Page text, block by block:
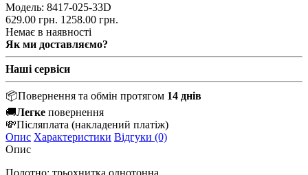
Модель: 8417-025-33D
629.00 грн. 1258.00 грн.
Немає в наявності
Як ми доставляємо?
Наші сервіси
📦Повернення та обмін протягом 14 днів
🚚Легке повернення
💸Післяплата (накладений платіж)
Опис Характеристики Відгуки (0)
Опис
Полотно: трьохнитка однотонна